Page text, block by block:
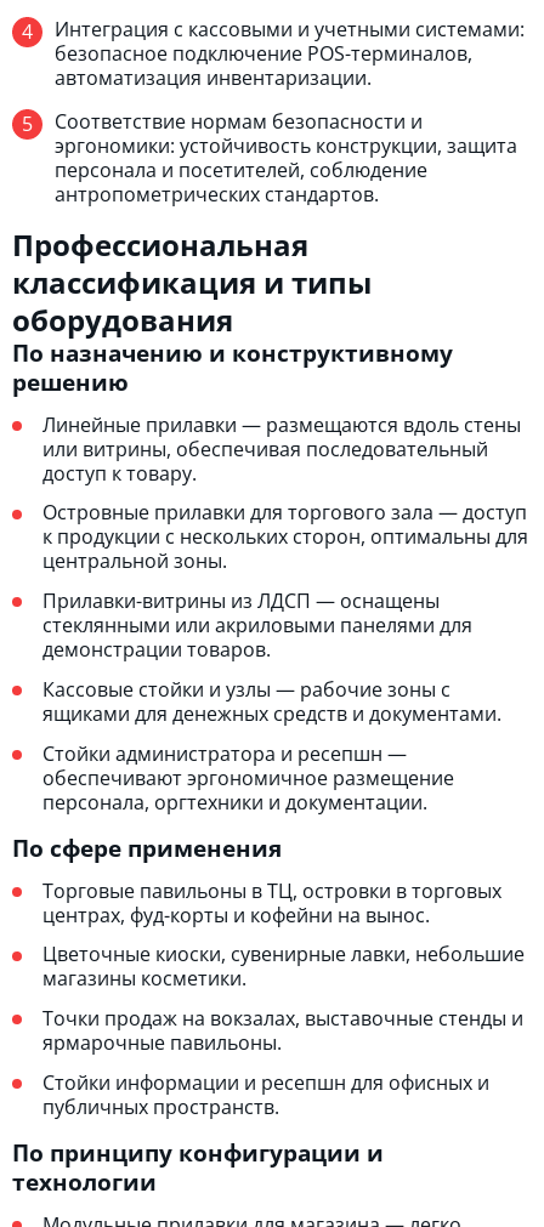
Интеграция с кассовыми и учетными системами:
безопасное подключение POS-терминалов,
автоматизация инвентаризации.
Соответствие нормам безопасности и
эргономики: устойчивость конструкции, защита
персонала и посетителей, соблюдение
антропометрических стандартов.
Профессиональная
классификация и типы
оборудования
По назначению и конструктивному
решению
Линейные прилавки — размещаются вдоль стены
или витрины, обеспечивая последовательный
доступ к товару.
Островные прилавки для торгового зала — доступ
к продукции с нескольких сторон, оптимальны для
центральной зоны.
Прилавки-витрины из ЛДСП — оснащены
стеклянными или акриловыми панелями для
демонстрации товаров.
Кассовые стойки и узлы — рабочие зоны с
ящиками для денежных средств и документами.
Стойки администратора и ресепшн —
обеспечивают эргономичное размещение
персонала, оргтехники и документации.
По сфере применения
Торговые павильоны в ТЦ, островки в торговых
центрах, фуд-корты и кофейни на вынос.
Цветочные киоски, сувенирные лавки, небольшие
магазины косметики.
Точки продаж на вокзалах, выставочные стенды и
ярмарочные павильоны.
Стойки информации и ресепшн для офисных и
публичных пространств.
По принципу конфигурации и
технологии